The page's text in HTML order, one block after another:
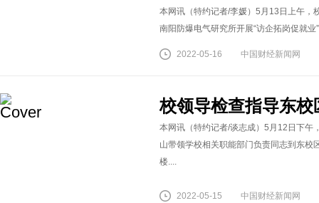
本网讯（特约记者/李媛）5月13日上午，
南阳防爆电气研究所开展“访企拓岗促就
2022-05-16 中国财经新闻网
校领导检查指导东校
本网讯（特约记者/谈志成）5月12日下午
山带领学校相关职能部门负责同志到东校
楼....
2022-05-15 中国财经新闻网